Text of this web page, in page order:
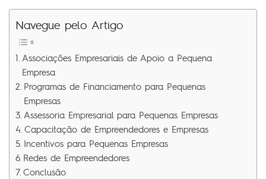
Navegue pelo Artigo
Associações Empresariais de Apoio a Pequena
Empresa
Programas de Financiamento para Pequenas
Empresas
Assessoria Empresarial para Pequenas Empresas
Capacitação de Empreendedores e Empresas
Incentivos para Pequenas Empresas
Redes de Empreendedores
Conclusão